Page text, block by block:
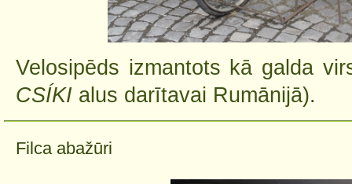
Velosipēds izmantots kā galda
CSÍKI alus darītavai Rumānijā).
Filca abažūri